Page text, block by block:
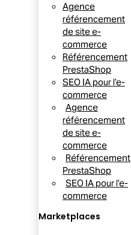
Agence
référencement
de site e-
commerce
Référencement
PrestaShop
SEO IA pour l’e-
commerce
Agence
référencement
de site e-
commerce
Référencement
PrestaShop
SEO IA pour l’e-
commerce
Marketplaces